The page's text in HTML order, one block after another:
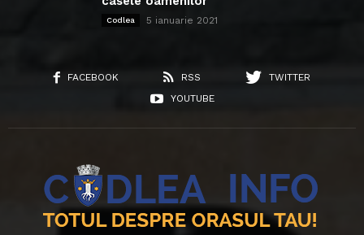
Codlea 5 ianuarie 2021
FACEBOOK RSS
TWITTER
YOUTUBE